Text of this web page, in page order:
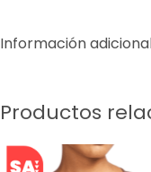
Información
Productos